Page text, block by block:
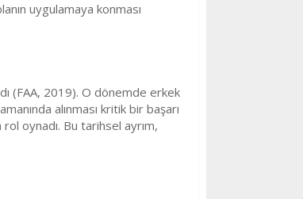
uygulamaya konması
(FAA, 2019). O dönemde erkek
alınması kritik bir başarı
oynadı. Bu tarihsel ayrım,